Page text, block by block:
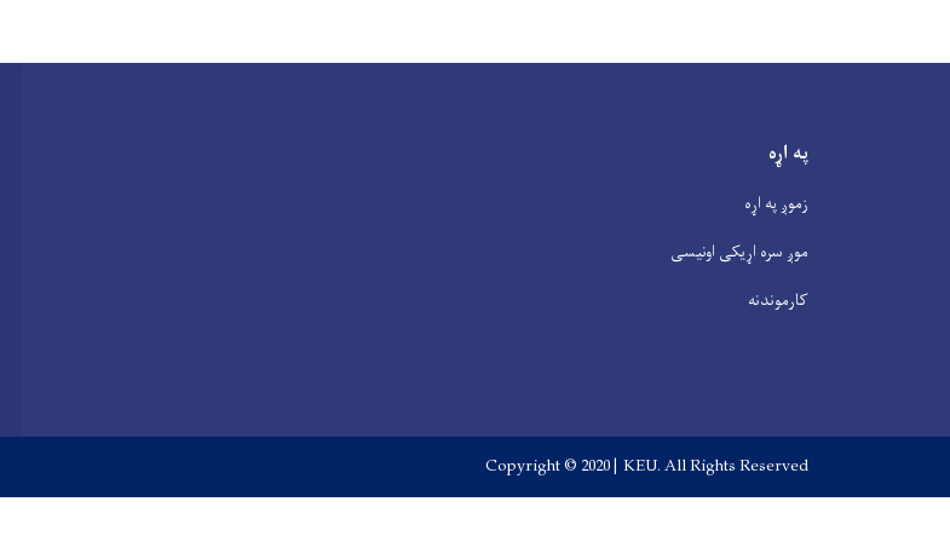
په اړه
زموږ په اړه
موږ سره اړیکی اونیسی
کارموندنه
Copyright © 2020 | KEU. All Rights Reserved